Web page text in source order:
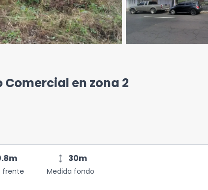
Comercial en zona 2
m
frente
height 30m
Medida fondo